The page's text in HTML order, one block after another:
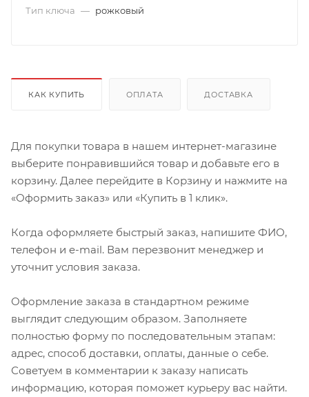
Тип ключа — рожковый
КАК КУПИТЬ ОПЛАТА ДОСТАВКА
Для покупки товара в нашем интернет-магазине
выберите понравившийся товар и добавьте его в
корзину. Далее перейдите в Корзину и нажмите на
«Оформить заказ» или «Купить в 1 клик».
Когда оформляете быстрый заказ, напишите ФИО,
телефон и e-mail. Вам перезвонит менеджер и
уточнит условия заказа.
Оформление заказа в стандартном режиме
выглядит следующим образом. Заполняете
полностью форму по последовательным этапам:
адрес, способ доставки, оплаты, данные о себе.
Советуем в комментарии к заказу написать
информацию, которая поможет курьеру вас найти.